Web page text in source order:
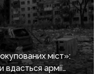
міст»:
вдасться армії